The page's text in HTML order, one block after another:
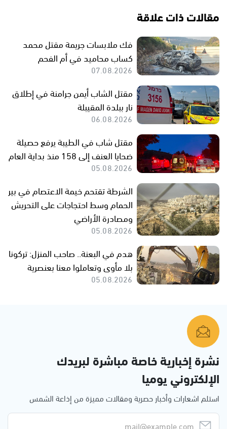
مقالات ذات علاقة
فك ملابسات جريمة مقتل محمد
كساب محاميد في أم الفحم
07.08.2026
مقتل الشاب أيمن جرامنة في إطلاق
نار ببلدة المقيبلة
06.08.2026
مقتل شاب في الطيبة يرفع حصيلة
ضحايا العنف إلى 158 منذ بداية العام
05.08.2026
الشرطة تقتحم خيمة الاعتصام في بير
الحمام وسط احتجاجات على التحريش
ومصادرة الأراضي
05.08.2026
هدم في البعنة.. صاحب المنزل: تركونا
بلا مأوى وتعاملوا معنا بعنصرية
05.08.2026
نشرة إخبارية خاصة مباشرة لبريدك
الإلكتروني يوميا
استلم اشعارات وأخبار حصرية ومقالات مميزة من إذاعة الشمس